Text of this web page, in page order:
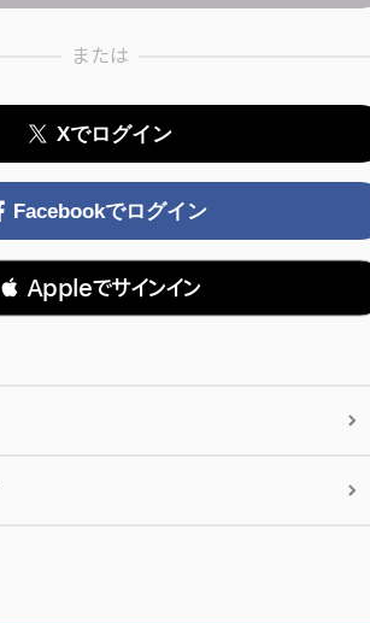
または
Xでログイン
Facebookでログイン
 Appleでサインイン